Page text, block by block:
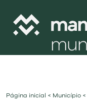
Página inicial < Município <